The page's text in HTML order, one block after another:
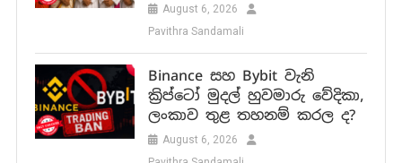
August 6, 2026
Pavithra Sandamali
Binance සහ Bybit වැනි
ක්‍රිප්ටෝ මුදල් හුවමාරු වේදිකා,
ලංකාව තුළ තහනම් කරල ද?
August 6, 2026